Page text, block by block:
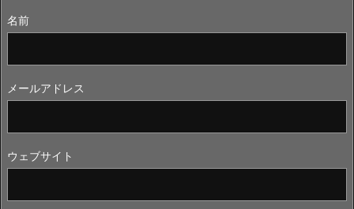
名前
メールアドレス
ウェブサイト